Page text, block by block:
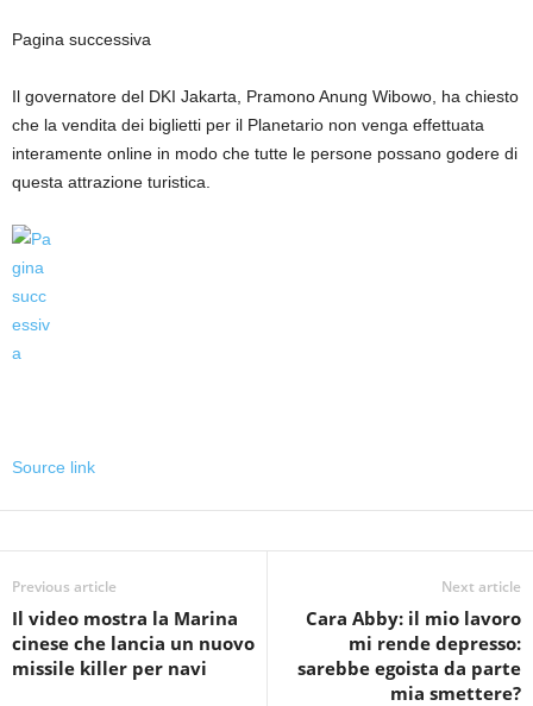
Pagina successiva
Il governatore del DKI Jakarta, Pramono Anung Wibowo, ha chiesto
che la vendita dei biglietti per il Planetario non venga effettuata
interamente online in modo che tutte le persone possano godere di
questa attrazione turistica.
Source link
Previous article
Il video mostra la Marina
cinese che lancia un nuovo
missile killer per navi
Next article
Cara Abby: il mio lavoro
mi rende depresso:
sarebbe egoista da parte
mia smettere?